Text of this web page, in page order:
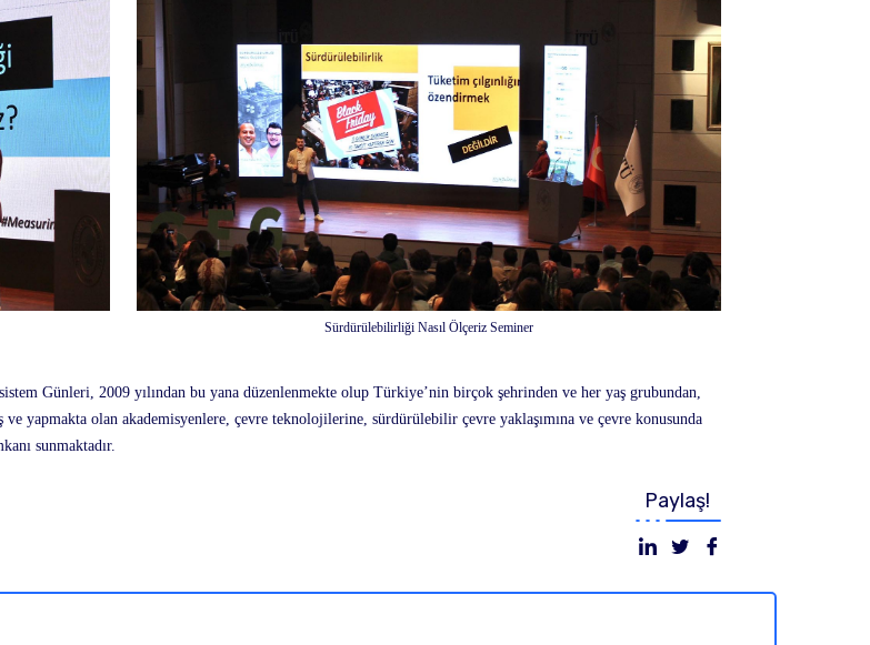
Sürdürülebilirliği Nasıl Ölçeriz Seminer
Günleri, 2009 yılından bu yana düzenlenmekte olup Türkiye’nin birçok şehrinden ve her yaş grubundan,
yapmakta olan akademisyenlere, çevre teknolojilerine, sürdürülebilir çevre yaklaşımına ve çevre konusunda
sunmaktadır.
Paylaş!